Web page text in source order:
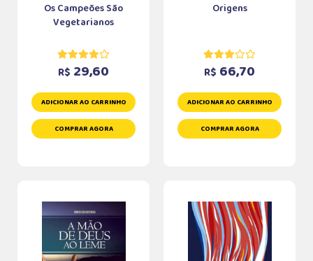
Os Campeões São
Vegetarianos
R$ 29,60
ADICIONAR AO CARRINHO
COMPRAR AGORA
Origens
R$ 66,70
ADICIONAR AO CARRINHO
COMPRAR AGORA